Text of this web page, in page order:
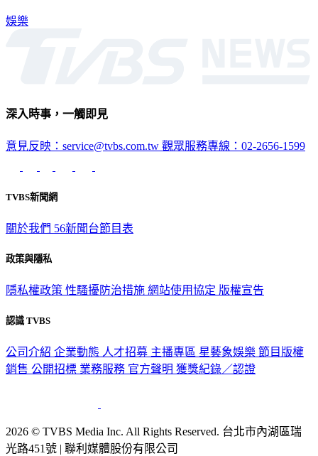
娛樂
深入時事，一觸即見
意見反映：service@tvbs.com.tw 觀眾服務專線：02-2656-1599
TVBS新聞網
關於我們 56新聞台節目表
政策與隱私
隱私權政策 性騷擾防治措施 網站使用協定 版權宣告
認識 TVBS
公司介紹 企業動態 人才招募 主播專區 星藝象娛樂 節目版權
銷售 公開招標 業務服務 官方聲明 獲獎紀錄／認證
2026 © TVBS Media Inc. All Rights Reserved. 台北市內湖區瑞
光路451號 | 聯利媒體股份有限公司